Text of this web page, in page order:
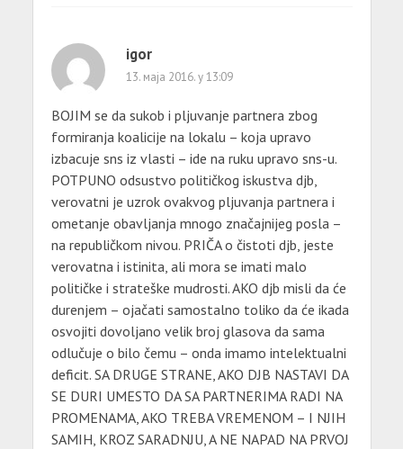
igor
13. маја 2016. у 13:09
BOJIM se da sukob i pljuvanje partnera zbog
formiranja koalicije na lokalu – koja upravo
izbacuje sns iz vlasti – ide na ruku upravo sns-u.
POTPUNO odsustvo političkog iskustva djb,
verovatni je uzrok ovakvog pljuvanja partnera i
ometanje obavljanja mnogo značajnijeg posla –
na republičkom nivou. PRIČA o čistoti djb, jeste
verovatna i istinita, ali mora se imati malo
političke i strateške mudrosti. AKO djb misli da će
durenjem – ojačati samostalno toliko da će ikada
osvojiti dovoljano velik broj glasova da sama
odlučuje o bilo čemu – onda imamo intelektualni
deficit. SA DRUGE STRANE, AKO DJB NASTAVI DA
SE DURI UMESTO DA SA PARTNERIMA RADI NA
PROMENAMA, AKO TREBA VREMENOM – I NJIH
SAMIH, KROZ SARADNJU, A NE NAPAD NA PRVOJ